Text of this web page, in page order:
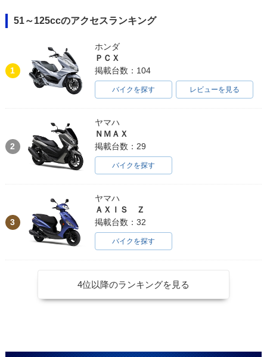
51～125ccのアクセスランキング
1
ホンダ
ＰＣＸ
掲載台数：104
バイクを探す レビューを見る
2
ヤマハ
ＮＭＡＸ
掲載台数：29
バイクを探す
3
ヤマハ
ＡＸＩＳ Ｚ
掲載台数：32
バイクを探す
4位以降のランキングを見る